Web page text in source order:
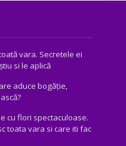
vara. Secretele ei
si le aplică
aduce bogăţie,
cu flori spectaculoase.
toata vara si care iti fac